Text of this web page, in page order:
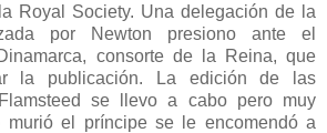
Royal Society. Una delegación de la
por Newton presiono ante el
consorte de la Reina, que
la publicación. La edición de las
se llevo a cabo pero muy
murió el príncipe se le encomendó a